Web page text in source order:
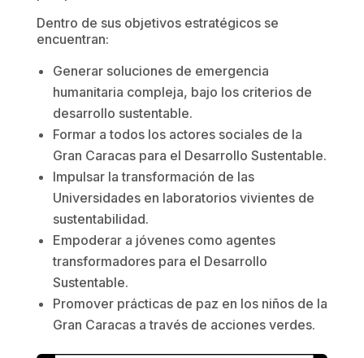
Dentro de sus objetivos estratégicos se
encuentran:
Generar soluciones de emergencia
humanitaria compleja, bajo los criterios de
desarrollo sustentable.
Formar a todos los actores sociales de la
Gran Caracas para el Desarrollo Sustentable.
Impulsar la transformación de las
Universidades en laboratorios vivientes de
sustentabilidad.
Empoderar a jóvenes como agentes
transformadores para el Desarrollo
Sustentable.
Promover prácticas de paz en los niños de la
Gran Caracas a través de acciones verdes.